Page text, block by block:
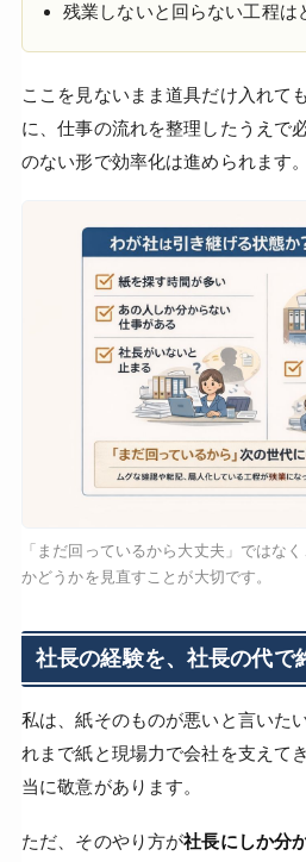
残業しないと回らない工程は
ここを見ないまま道具だけ入れて
に、仕事の流れを整理したうえで
のない形で効率化は進められます。
「まだ回っているから大丈夫」ではな
かどうかを見直すことが大切です。
社長の経験を、社長の代で
私は、紙そのものが悪いと言いた
れまで紙と現場力で会社を支えて
当に敬意があります。
ただ、そのやり方が社長にしか分